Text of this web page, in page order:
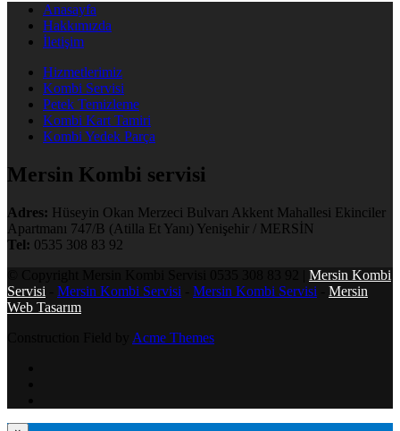
Anasayfa
Hakkımızda
İletişim
Hizmetlerimiz
Kombi Servisi
Petek Temizleme
Kombi Kart Tamiri
Kombi Yedek Parça
Mersin Kombi servisi
Adres: Hüseyin Okan Merzeci Bulvarı Akkent Mahallesi Ekinciler
Apartmanı 747/B (Atilla Et Yanı) Yenişehir / MERSİN
Tel: 0535 308 83 92
Mersin Kombi
Servisi
Mersin Kombi Servisi Mersin Kombi Servisi
Mersin
Web Tasarım
Acme Themes